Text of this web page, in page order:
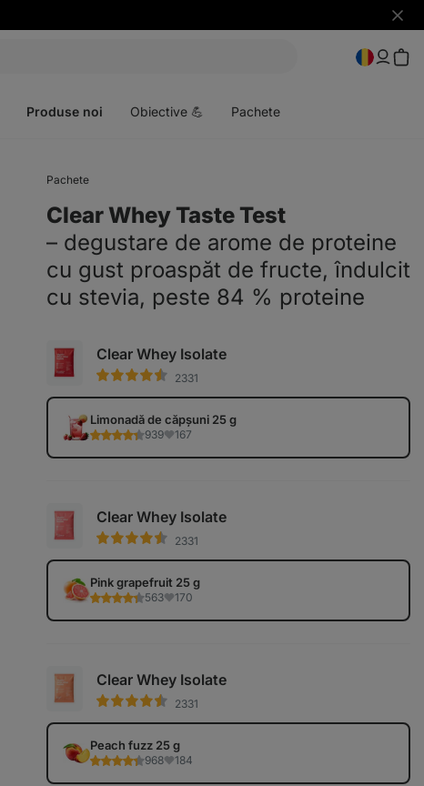
Produse noi Obiective 💪 Pachete
Pachete
Clear Whey Taste Test
⁠–⁠ degustare de arome de proteine
cu gust proaspăt de fructe, îndulcit
cu stevia, peste 84 % proteine
Clear Whey Isolate
2331
Limonadă de căpșuni 25 g
939 167
Clear Whey Isolate
2331
Pink grapefruit 25 g
563 170
Clear Whey Isolate
2331
Peach fuzz 25 g
968 184